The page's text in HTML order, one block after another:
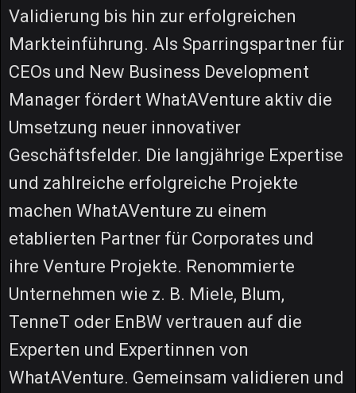
Validierung bis hin zur erfolgreichen
Markteinführung. Als Sparringspartner für
CEOs und New Business Development
Manager fördert WhatAVenture aktiv die
Umsetzung neuer innovativer
Geschäftsfelder. Die langjährige Expertise
und zahlreiche erfolgreiche Projekte
machen WhatAVenture zu einem
etablierten Partner für Corporates und
ihre Venture Projekte. Renommierte
Unternehmen wie z. B. Miele, Blum,
TenneT oder EnBW vertrauen auf die
Experten und Expertinnen von
WhatAVenture. Gemeinsam validieren und